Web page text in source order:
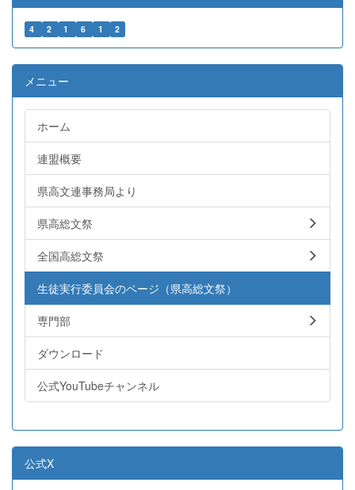
4 2 1 6 1 2
メニュー
ホーム
連盟概要
県高文連事務局より
県高総文祭
全国高総文祭
生徒実行委員会のページ（県高総文祭）
専門部
ダウンロード
公式YouTubeチャンネル
公式X